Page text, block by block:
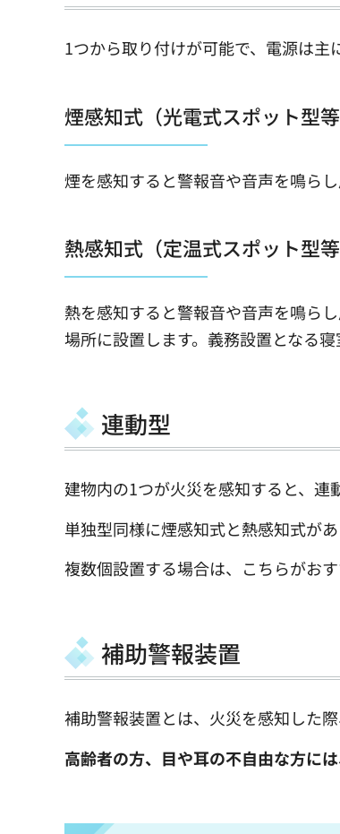
1つから取り付けが可能で、電源は
煙感知式（光電式スポット型等
煙を感知すると警報音や音声を鳴ら
熱感知式（定温式スポット型等
熱を感知すると警報音や音声を鳴ら
場所に設置します。義務設置となる
連動型
建物内の1つが火災を感知すると、連
単独型同様に煙感知式と熱感知式が
複数個設置する場合は、こちらがおす
補助警報装置
補助警報装置とは、火災を感知した
高齢者の方、目や耳の不自由な方に